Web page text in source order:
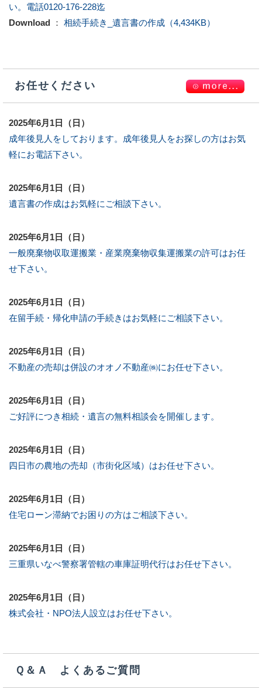
い。電話0120-176-228迄
Download ： 相続手続き_遺言書の作成（4,434KB）
お任せください
2025年6月1日（日）
成年後見人をしております。成年後見人をお探しの方はお気
軽にお電話下さい。
2025年6月1日（日）
遺言書の作成はお気軽にご相談下さい。
2025年6月1日（日）
一般廃棄物収取運搬業・産業廃棄物収集運搬業の許可はお任
せ下さい。
2025年6月1日（日）
在留手続・帰化申請の手続きはお気軽にご相談下さい。
2025年6月1日（日）
不動産の売却は併設のオオノ不動産㈱にお任せ下さい。
2025年6月1日（日）
ご好評につき相続・遺言の無料相談会を開催します。
2025年6月1日（日）
四日市の農地の売却（市街化区域）はお任せ下さい。
2025年6月1日（日）
住宅ローン滞納でお困りの方はご相談下さい。
2025年6月1日（日）
三重県いなべ警察署管轄の車庫証明代行はお任せ下さい。
2025年6月1日（日）
株式会社・NPO法人設立はお任せ下さい。
Ｑ＆Ａ よくあるご質問